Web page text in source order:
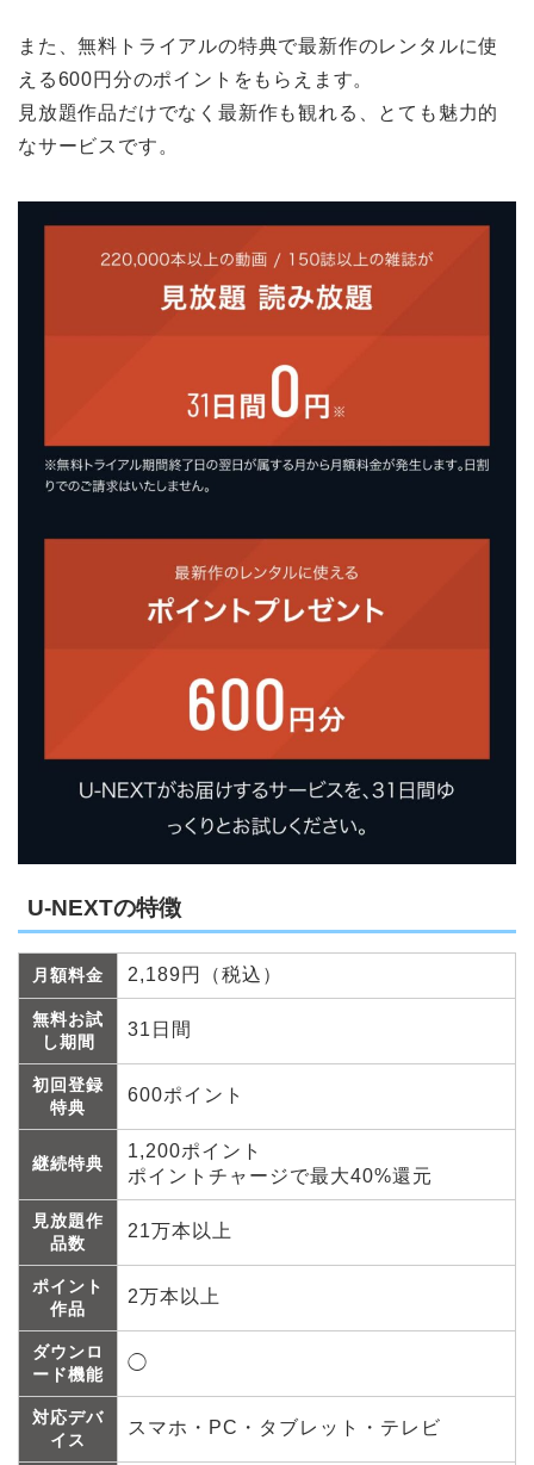
また、無料トライアルの特典で最新作のレンタルに使
える600円分のポイントをもらえます。
見放題作品だけでなく最新作も観れる、とても魅力的
なサービスです。
U-NEXTの特徴
月額料金 2,189円（税込）
無料お試
し期間
31日間
初回登録
特典
600ポイント
継続特典
1,200ポイント
ポイントチャージで最大40%還元
見放題作
品数
21万本以上
ポイント
作品
2万本以上
ダウンロ
ード機能
◯
対応デバ
イス
スマホ・PC・タブレット・テレビ